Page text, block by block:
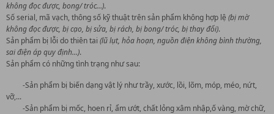
không đọc được, bong/ tróc…).
Số serial, mã vạch, thông số kỹ thuật trên sản phẩm không hợp lệ (bị mờ
không đọc được, bị cạo, bị sửa, bị rách, bị bong/ tróc, bị thay đổi).
Sản phẩm bị lỗi do thiên tai (lũ lụt, hỏa hoạn, nguồn điện không bình thường,
sai điện áp quy định…).
Sản phẩm có những tình trạng như sau:
-Sản phẩm bị biến dạng vật lý như trầy, xước, lồi, lõm, móp, méo, nứt,
vỡ,...
-Sản phẩm bị mốc, hoen rỉ, ẩm ướt, chất lỏng xâm nhập,ố vàng, mờ chữ,